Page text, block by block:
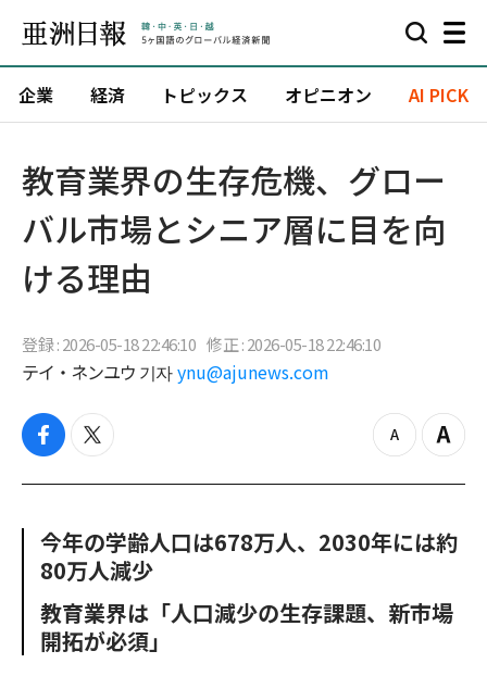
企業 経済 トピックス オピニオン AI PICK
教育業界の生存危機、グロー
バル市場とシニア層に目を向
ける理由
登録 : 2026-05-18 22:46:10 修正 : 2026-05-18 22:46:10
テイ・ネンユウ 기자 ynu@ajunews.com
f
c
b
o
o
t
i
e
r
z
o
u
Z
o
n
今年の学齢人口は678万人、2030年には約
80万人減少
教育業界は「人口減少の生存課題、新市場
開拓が必須」